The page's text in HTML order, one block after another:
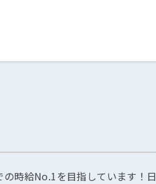
時給No.1を目指しています！日